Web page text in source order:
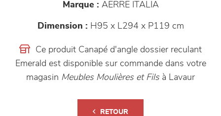
Marque : AERRE ITALIA
Dimension : H95 x L294 x P119 cm
Ce produit Canapé d'angle dossier reculant
Emerald est disponible sur commande dans votre
magasin Meubles Moulières et Filsà Lavaur
RETOUR